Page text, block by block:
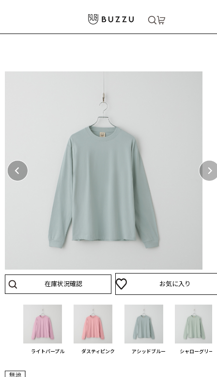
〈寄付ができる〉5.3oz オーガニックコットン長袖Tシャツ（リブ有り）
在庫状況確認 お気に入り
ライトパープル ダスティピンク アシッドブルー シャローグリー